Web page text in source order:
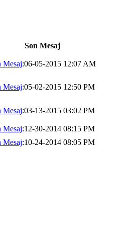
Son Mesaj
Mesaj:06-05-2015 12:07 AM
Mesaj:05-02-2015 12:50 PM
Mesaj:03-13-2015 03:02 PM
Mesaj:12-30-2014 08:15 PM
Mesaj:10-24-2014 08:05 PM